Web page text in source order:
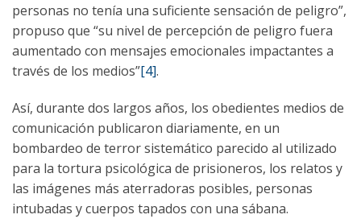
personas no tenía una suficiente sensación de peligro”,
propuso que “su nivel de percepción de peligro fuera
aumentado con mensajes emocionales impactantes a
través de los medios”[4].
Así, durante dos largos años, los obedientes medios de
comunicación publicaron diariamente, en un
bombardeo de terror sistemático parecido al utilizado
para la tortura psicológica de prisioneros, los relatos y
las imágenes más aterradoras posibles, personas
intubadas y cuerpos tapados con una sábana.